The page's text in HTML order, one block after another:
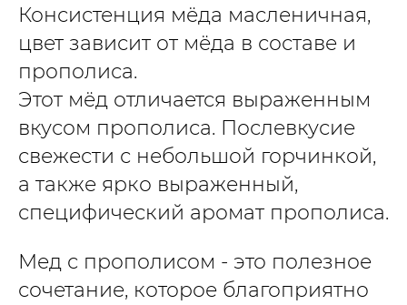
Консистенция мёда масленичная,
цвет зависит от мёда в составе и
прополиса.
Этот мёд отличается выраженным
вкусом прополиса. Послевкусие
свежести с небольшой горчинкой,
а также ярко выраженный,
специфический аромат прополиса.
Мед с прополисом - это полезное
сочетание, которое благоприятно